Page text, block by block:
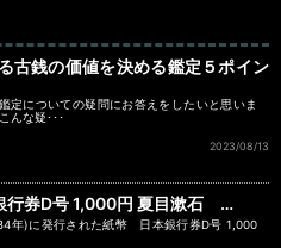
古銭の価値を決める鑑定５ポイン
定についての疑問にお答えをしたいと思いま
んな疑･･･
2023/08/13
行券D号 1,000円 夏目漱石 …
年)に発行された紙幣 日本銀行券D号 1,000